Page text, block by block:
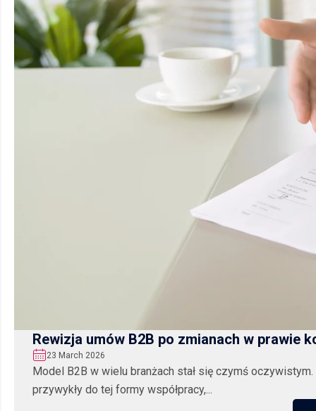
Rewizja umów B2B po zmianach w prawie
23 March 2026
Model B2B w wielu branżach stał się czymś
przywykły do tej formy współpracy,...